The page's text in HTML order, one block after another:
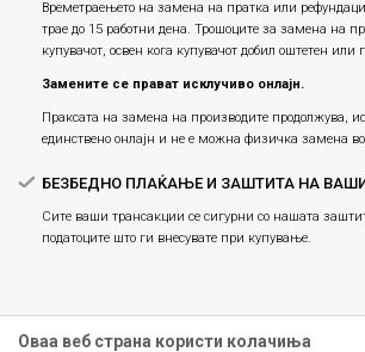
Времетраењето на замена на пратка или
трае до 15 работни дена. Трошоците за замена на
купувачот, освен кога купувачот добил оштетен или
Замените се прават исклучиво онлајн.
Праксата на замена на производите продолжува,
единствено онлајн и не е можна физичка замена
БЕЗБЕДНО ПЛАЌАЊЕ И ЗАШТИТА НА
Сите ваши трансакции се сигурни со нашата
податоците што ги внесувате при купување.
Оваа веб страна користи колачиња